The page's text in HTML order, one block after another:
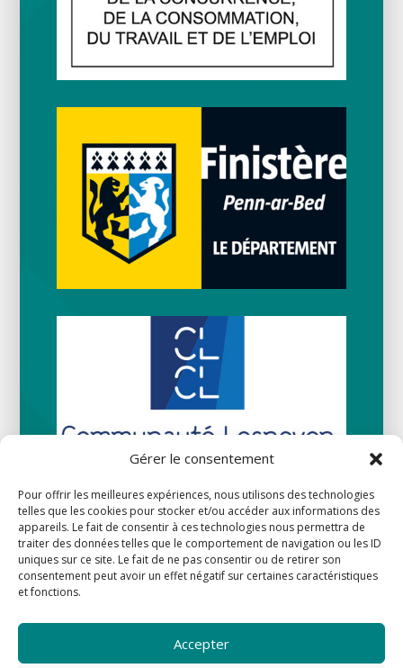
Gérer le consentement
Pour offrir les meilleures expériences, nous utilisons des technologies
telles que les cookies pour stocker et/ou accéder aux informations des
appareils. Le fait de consentir à ces technologies nous permettra de
traiter des données telles que le comportement de navigation ou les ID
uniques sur ce site. Le fait de ne pas consentir ou de retirer son
consentement peut avoir un effet négatif sur certaines caractéristiques
et fonctions.
Accepter